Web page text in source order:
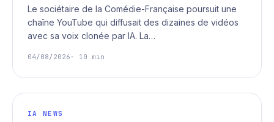
Le sociétaire de la Comédie-Française poursuit une
chaîne YouTube qui diffusait des dizaines de vidéos
avec sa voix clonée par IA. La…
04/08/2026 · 10 min
IA NEWS